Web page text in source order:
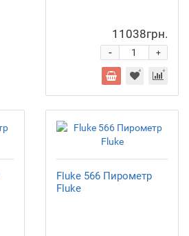
11038грн.
+
-
Fluke 566 Пирометр
Fluke